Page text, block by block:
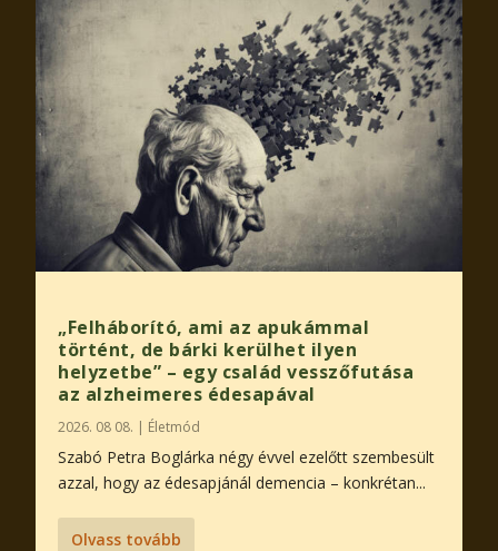
„Felháborító, ami az apukámmal
történt, de bárki kerülhet ilyen
helyzetbe” – egy család vesszőfutása
az alzheimeres édesapával
2026. 08 08. | Életmód
Szabó Petra Boglárka négy évvel ezelőtt szembesült
azzal, hogy az édesapjánál demencia – konkrétan...
Olvass tovább